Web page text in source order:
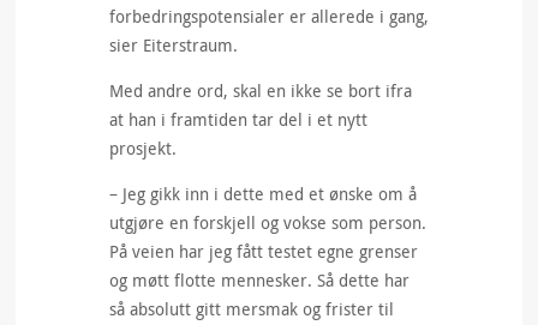
forbedringspotensialer er allerede i gang,
sier Eiterstraum.
Med andre ord, skal en ikke se bort ifra
at han i framtiden tar del i et nytt
prosjekt.
– Jeg gikk inn i dette med et ønske om å
utgjøre en forskjell og vokse som person.
På veien har jeg fått testet egne grenser
og møtt flotte mennesker. Så dette har
så absolutt gitt mersmak og frister til